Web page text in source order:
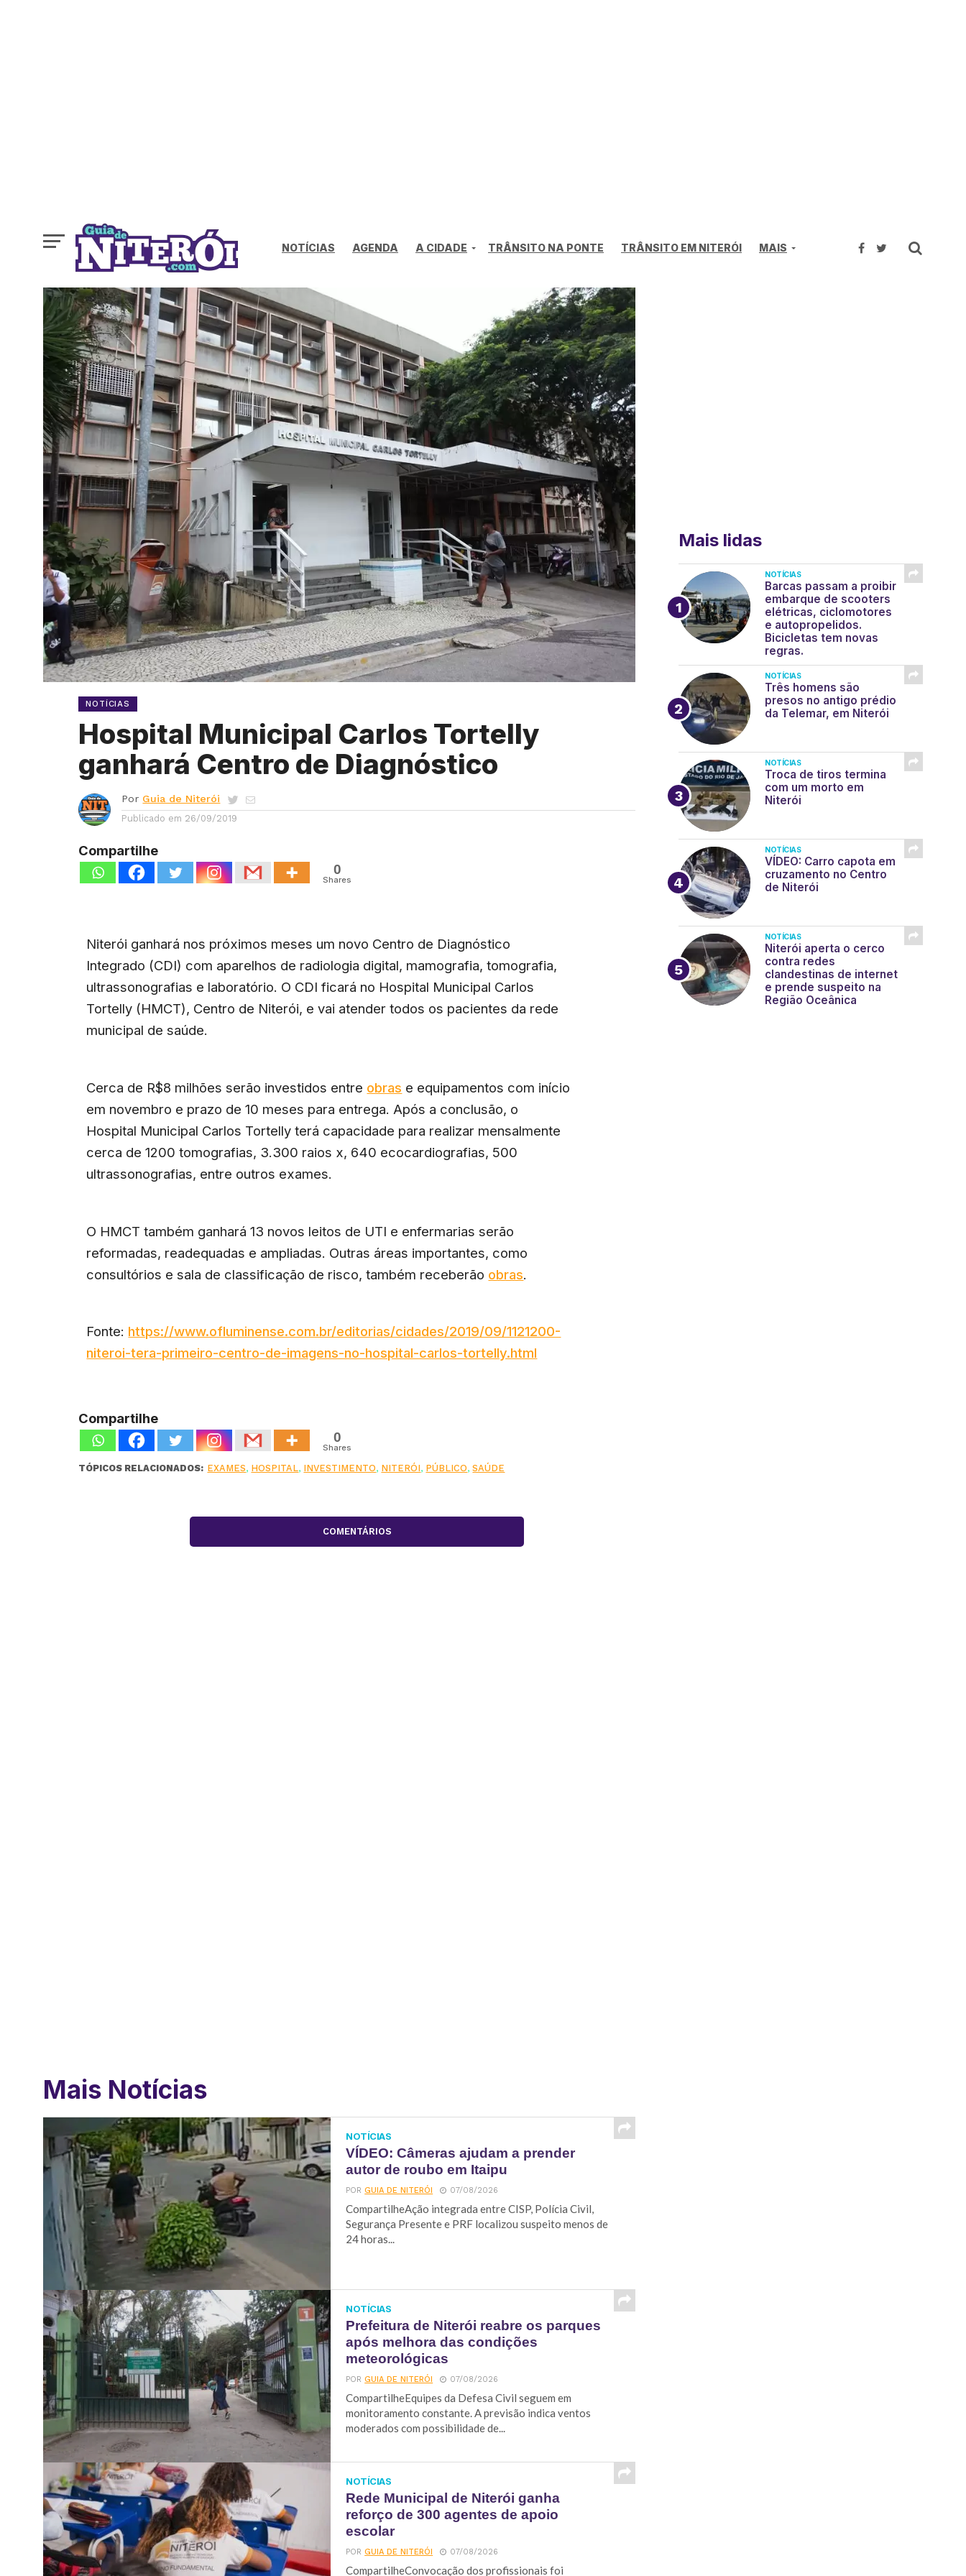
NOTÍCIAS AGENDA A CIDADE TRÂNSITO NA PONTE TRÂNSITO EM NITERÓI MAIS
NOTÍCIAS
Hospital Municipal Carlos Tortelly
ganhará Centro de Diagnóstico
Por Guia de Niterói
Publicado em 26/09/2019
Compartilhe
0
Shares
Niterói ganhará nos próximos meses um novo Centro de Diagnóstico
Integrado (CDI) com aparelhos de radiologia digital, mamografia, tomografia,
ultrassonografias e laboratório. O CDI ficará no Hospital Municipal Carlos
Tortelly (HMCT), Centro de Niterói, e vai atender todos os pacientes da rede
municipal de saúde.
Cerca de R$8 milhões serão investidos entre obras e equipamentos com início
em novembro e prazo de 10 meses para entrega. Após a conclusão, o
Hospital Municipal Carlos Tortelly terá capacidade para realizar mensalmente
cerca de 1200 tomografias, 3.300 raios x, 640 ecocardiografias, 500
ultrassonografias, entre outros exames.
O HMCT também ganhará 13 novos leitos de UTI e enfermarias serão
reformadas, readequadas e ampliadas. Outras áreas importantes, como
consultórios e sala de classificação de risco, também receberão obras.
Fonte: https://www.ofluminense.com.br/editorias/cidades/2019/09/1121200-
niteroi-tera-primeiro-centro-de-imagens-no-hospital-carlos-tortelly.html
Compartilhe
0
Shares
TÓPICOS RELACIONADOS: EXAMES, HOSPITAL, INVESTIMENTO, NITERÓI, PÚBLICO,SAÚDE
COMENTÁRIOS
Mais Notícias
NOTÍCIAS
VÍDEO: Câmeras ajudam a prender
autor de roubo em Itaipu
PORGUIA DE NITERÓI 07/08/2026
CompartilheAção integrada entre CISP, Polícia Civil,
Segurança Presente e PRF localizou suspeito menos de
24 horas...
NOTÍCIAS
Prefeitura de Niterói reabre os parques
após melhora das condições
meteorológicas
PORGUIA DE NITERÓI 07/08/2026
CompartilheEquipes da Defesa Civil seguem em
monitoramento constante. A previsão indica ventos
moderados com possibilidade de...
NOTÍCIAS
Rede Municipal de Niterói ganha
reforço de 300 agentes de apoio
escolar
PORGUIA DE NITERÓI 07/08/2026
CompartilheConvocação dos profissionais foi
Mais lidas
NOTÍCIAS
Barcas passam a proibir
embarque de scooters
elétricas, ciclomotores
e autopropelidos.
Bicicletas tem novas
regras.
NOTÍCIAS
Três homens são
presos no antigo prédio
da Telemar, em Niterói
NOTÍCIAS
Troca de tiros termina
com um morto em
Niterói
NOTÍCIAS
VÍDEO: Carro capota em
cruzamento no Centro
de Niterói
NOTÍCIAS
Niterói aperta o cerco
contra redes
clandestinas de internet
e prende suspeito na
Região Oceânica